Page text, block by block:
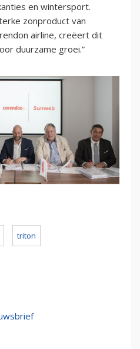
en wintersport.
zonproduct van
airline, creëert dit
duurzame groei.”
triton